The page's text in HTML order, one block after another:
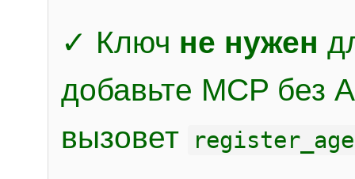
✓ Ключ не нужен
добавьте MCP без
вызовет